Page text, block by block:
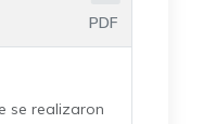
PDF
se realizaron